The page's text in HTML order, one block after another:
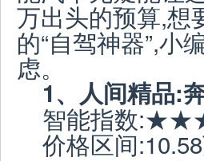
万出头的预算,想
的“自驾神器”,小
虑。
1、 人间精品:
智能指数
价格区间